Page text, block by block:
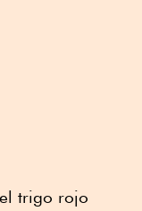
trigo rojo